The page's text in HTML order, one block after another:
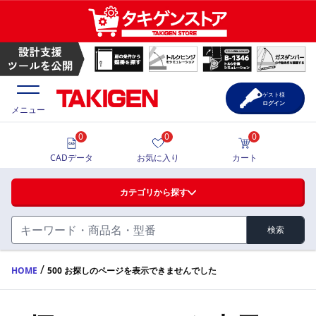
ハンドル・取手・つまみ・周辺機器
FA・A
蝶番・ステー・周辺機器
価格一覧
製品カタログ
メニュー
カテゴリから探す
検索
0
CADデータ
0
お気に入り
0
カート
ゲスト様
ログイン
HOME / 500 お探しのページを表示できませんでした